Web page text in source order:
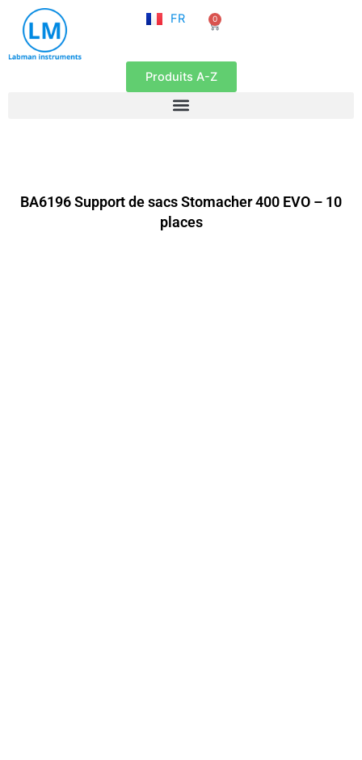
contenu
FR
EN
0
Panier
Produits A-Z
BA6196 Support de sacs Stomacher 400 EVO – 10
places